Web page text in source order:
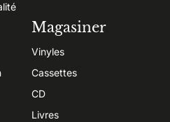
Magasiner
Vinyles
Cassettes
CD
Livres